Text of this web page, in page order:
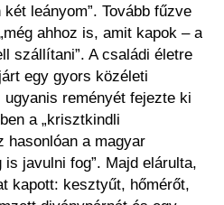
leányom”. Tovább fűzve
ahhoz is, amit kapok – a
szállítani”. A családi életre
egy gyors közéleti
reményét fejezte ki
a „krisztkindli
hasonlóan a magyar
javulni fog”. Majd elárulta,
kapott: kesztyűt, hőmérőt,